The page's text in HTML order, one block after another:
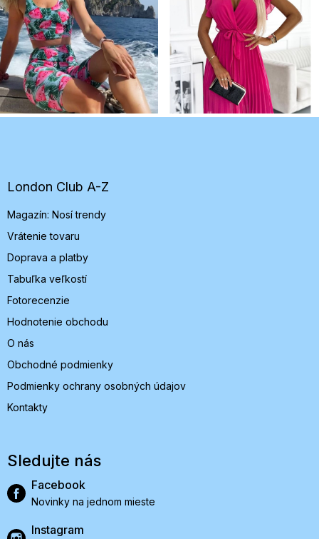
e
London Club A-Z
Magazín: Nosí trendy
Vrátenie tovaru
Doprava a platby
Tabuľka veľkostí
Fotorecenzie
Hodnotenie obchodu
O nás
Obchodné podmienky
Podmienky ochrany osobných údajov
Kontakty
Sledujte nás
Facebook
Novinky na jednom mieste
Instagram